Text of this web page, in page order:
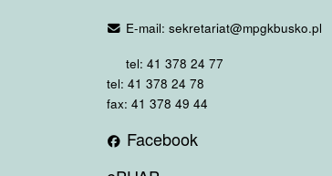
E-mail: sekretariat@mpgkbusko.pl
tel: 41 378 24 77
tel: 41 378 24 78
fax: 41 378 49 44
Facebook